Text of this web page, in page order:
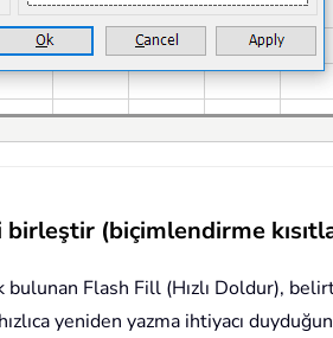
(biçimlendirme
Flash Fill (Hızlı Doldur),
yeniden yazma ihtiyacı